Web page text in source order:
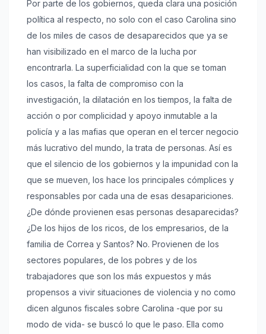
Por parte de los gobiernos, queda clara una posición
política al respecto, no solo con el caso Carolina sino
de los miles de casos de desaparecidos que ya se
han visibilizado en el marco de la lucha por
encontrarla. La superficialidad con la que se toman
los casos, la falta de compromiso con la
investigación, la dilatación en los tiempos, la falta de
acción o por complicidad y apoyo inmutable a la
policía y a las mafias que operan en el tercer negocio
más lucrativo del mundo, la trata de personas. Así es
que el silencio de los gobiernos y la impunidad con la
que se mueven, los hace los principales cómplices y
responsables por cada una de esas desapariciones.
¿De dónde provienen esas personas desaparecidas?
¿De los hijos de los ricos, de los empresarios, de la
familia de Correa y Santos? No. Provienen de los
sectores populares, de los pobres y de los
trabajadores que son los más expuestos y más
propensos a vivir situaciones de violencia y no como
dicen algunos fiscales sobre Carolina -que por su
modo de vida- se buscó lo que le paso. Ella como